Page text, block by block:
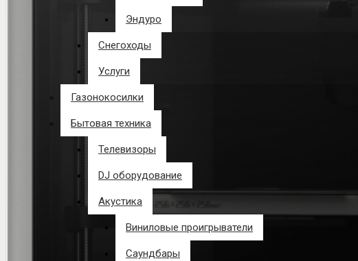
Эндуро
Снегоходы
Услуги
Газонокосилки
Бытовая техника
Телевизоры
DJ оборудование
Акустика
Виниловые проигрыватели
Саундбары